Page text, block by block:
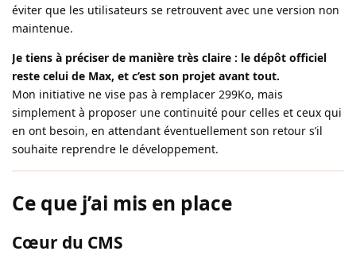
éviter que les utilisateurs se retrouvent avec une version non
maintenue.
Je tiens à préciser de manière très claire : le dépôt officiel
reste celui de Max, et c’est son projet avant tout.
Mon initiative ne vise pas à remplacer 299Ko, mais
simplement à proposer une continuité pour celles et ceux qui
en ont besoin, en attendant éventuellement son retour s’il
souhaite reprendre le développement.
Ce que j’ai mis en place
Cœur du CMS